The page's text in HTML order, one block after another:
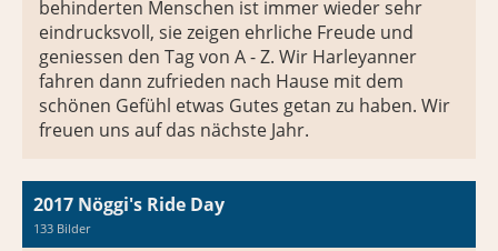
behinderten Menschen ist immer wieder sehr
eindrucksvoll, sie zeigen ehrliche Freude und
geniessen den Tag von A - Z. Wir Harleyanner
fahren dann zufrieden nach Hause mit dem
schönen Gefühl etwas Gutes getan zu haben. Wir
freuen uns auf das nächste Jahr.
2017 Nöggi's Ride Day
133 Bilder